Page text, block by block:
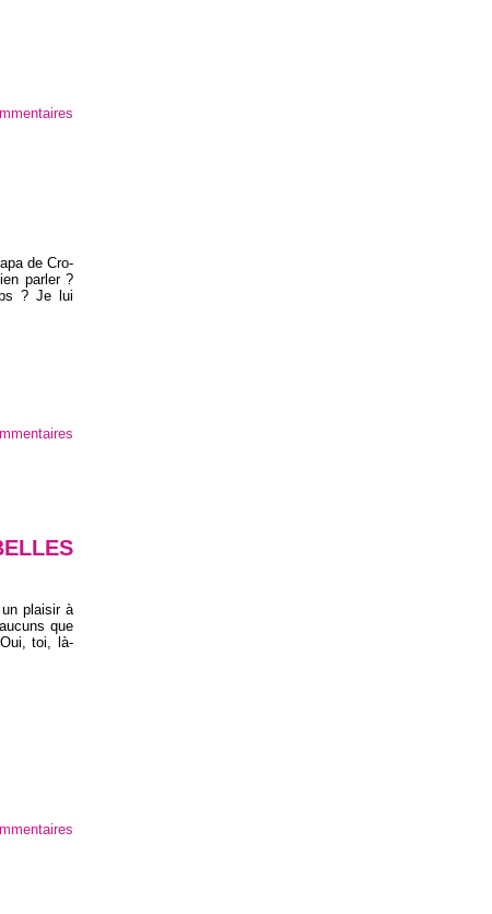
de Cro-
parler ?
? Je lui
plaisir à
que
toi, là-